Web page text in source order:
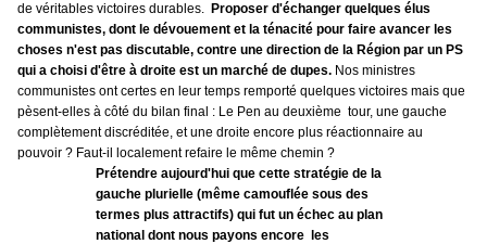
de véritables victoires durables. Proposer d'échanger quelques élus
communistes, dont le dévouement et la ténacité pour faire avancer les
choses n'est pas discutable, contre une direction de la Région par un PS
qui a choisi d'être à droite est un marché de dupes. Nos ministres
communistes ont certes en leur temps remporté quelques victoires mais que
pèsent-elles à côté du bilan final : Le Pen au deuxième tour, une gauche
complètement discréditée, et une droite encore plus réactionnaire au
pouvoir ? Faut-il localement refaire le même chemin ?
Prétendre aujourd'hui que cette stratégie de la
gauche plurielle (même camouflée sous des
termes plus attractifs) qui fut un échec au plan
national dont nous payons encore les